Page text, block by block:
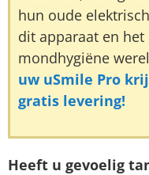
hun oude
dit apparaat en
mondhygiëne
uw uSmile Pro
gratis levering!
Heeft u gevoelig